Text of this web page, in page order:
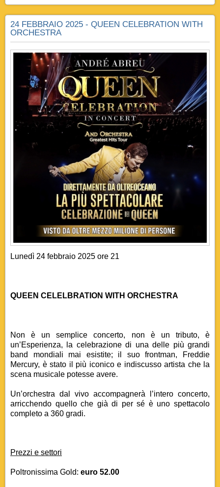
24 FEBBRAIO 2025 - QUEEN CELEBRATION WITH
ORCHESTRA
Lunedì 24 febbraio 2025 ore 21
QUEEN CELELBRATION WITH ORCHESTRA
Non è un semplice concerto, non è un tributo, è
un’Esperienza, la celebrazione di una delle più grandi
band mondiali mai esistite; il suo frontman, Freddie
Mercury, è stato il più iconico e indiscusso artista che la
scena musicale potesse avere.
Un’orchestra dal vivo accompagnerà l’intero concerto,
arricchendo quello che già di per sé è uno spettacolo
completo a 360 gradi.
Prezzi e settori
Poltronissima Gold: euro 52.00